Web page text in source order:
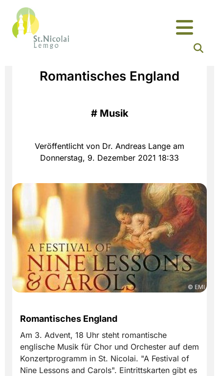
Romantisches England
# Musik
Veröffentlicht von Dr. Andreas Lange am
Donnerstag, 9. Dezember 2021 18:33
© EMI
Romantisches England
Am 3. Advent, 18 Uhr steht romantische
englische Musik für Chor und Orchester auf dem
Konzertprogramm in St. Nicolai. "A Festival of
Nine Lessons and Carols". Eintrittskarten gibt es